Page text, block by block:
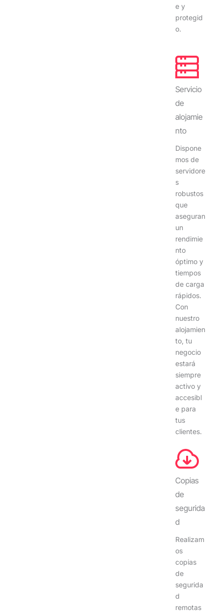
e y
protegid
o.
Servicio
de
alojamie
nto
Dispone
mos de
servidore
s
robustos
que
aseguran
un
rendimie
nto
óptimo y
tiempos
de carga
rápidos.
Con
nuestro
alojamien
to, tu
negocio
estará
siempre
activo y
accesibl
e para
tus
clientes.
Copias
de
segurida
d
Realizam
os
copias
de
segurida
d
remotas